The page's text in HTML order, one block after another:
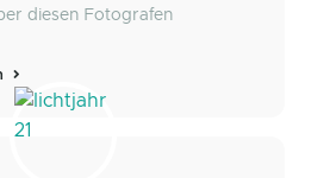
diesen Fotografen